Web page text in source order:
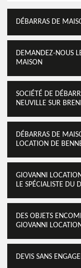
DÉBARRAS DE
DEMANDEZ-NOUS
MAISON
SOCIÉTÉ DE
NEUVILLE SUR
DÉBARRAS DE
LOCATION DE
GIOVANNI
LE SPÉCIALISTE DU
DES OBJETS
GIOVANNI
DEVIS SANS